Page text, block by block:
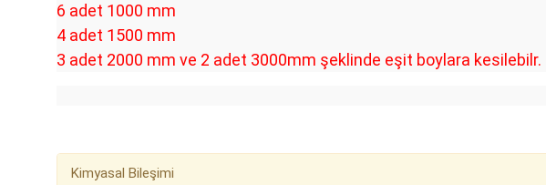
6 adet 1000 mm
4 adet 1500 mm
3 adet 2000 mm ve 2 adet 3000mm şeklinde eşit boylara kesilebilr.
Kimyasal Bileşimi